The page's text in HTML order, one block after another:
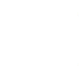
2、成绩合